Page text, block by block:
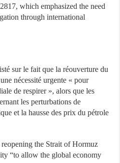
which emphasized the need
through international
sur le fait que la réouverture du
nécessité urgente « pour
de respirer », alors que les
les perturbations de
et la hausse des prix du pétrole
the Strait of Hormuz
“to allow the global economy